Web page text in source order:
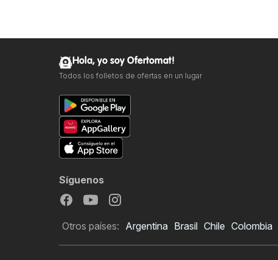
Hola, yo soy Ofertomat!
Todos los folletos de ofertas en un lugar
Síguenos
Otros países: Argentina Brasil Chile Colombia